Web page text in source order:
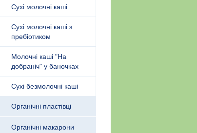
Сухі молочні каші
Сухі молочні каші з
пребіотиком
Молочні каші "На
добраніч" у баночках
Сухі безмолочні каші
Органічні пластівці
Органічні макарони